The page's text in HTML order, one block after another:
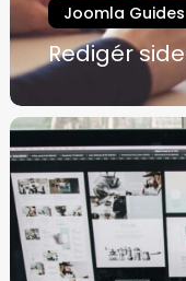
Joomla Guides
Redigér